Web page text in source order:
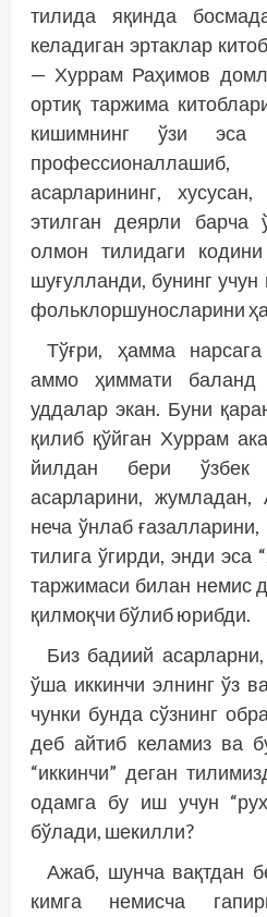
тилида яқинда
келадиган эртаклар
— Хуррам Раҳимов
ортиқ таржима
кишимнинг ўзи
асарларининг,
этилган деярли барча
олмон тилидаги
шуғулланди, бунинг
фольклоршуносларини
Тўғри, ҳамма
аммо ҳиммати
уддалар экан. Буни
қилиб қўйган Хуррам
йилдан бери ўзбек
асарларини, жумладан,
неча ўнлаб
тилига ўгирди, энди эса
таржимаси билан немис
қилмоқчи бўлиб юрибди.
Биз бадиий
ўша иккинчи элнинг ўз
чунки бунда сўзнинг
деб айтиб келамиз ва
“иккинчи” деган
одамга бу иш учун
бўлади, шекилли?
Ажаб, шунча вақтдан
кимга немисча